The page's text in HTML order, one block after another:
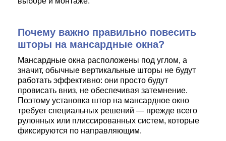
Почему важно правильно повесить
шторы на мансардные окна?
Мансардные окна расположены под углом, а
значит, обычные вертикальные шторы не будут
работать эффективно: они просто будут
провисать вниз, не обеспечивая затемнение.
Поэтому установка штор на мансардное окно
требует специальных решений — прежде всего
рулонных или плиссированных систем, которые
фиксируются по направляющим.